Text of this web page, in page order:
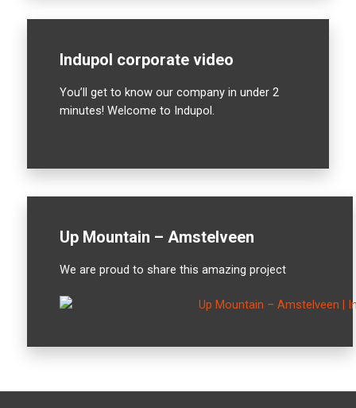
Indupol corporate video
You’ll get to know our company in under 2
minutes! Welcome to Indupol.
Up Mountain – Amstelveen
We are proud to share this amazing project